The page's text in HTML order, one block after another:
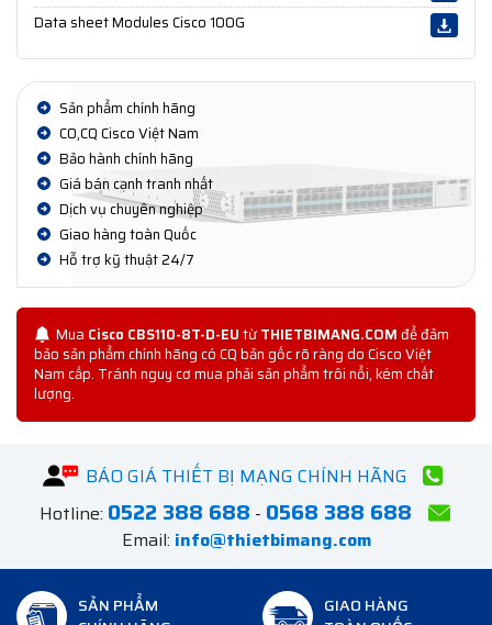
Data sheet Modules Cisco 100G
Sản phẩm chính hãng
CO,CQ Cisco Việt Nam
Bảo hành chính hãng
Giá bán cạnh tranh nhất
Dịch vụ chuyên nghiệp
Giao hàng toàn Quốc
Hỗ trợ kỹ thuật 24/7
Mua Cisco CBS110-8T-D-EUtừTHIETBIMANG.COMđể đảm
bảo sản phẩm chính hãng có CQ bản gốc rõ ràng do Cisco Việt
Nam cấp. Tránh nguy cơ mua phải sản phẩm trôi nổi, kém chất
lượng.
BÁO GIÁ THIẾT BỊ MẠNG CHÍNH HÃNG
Hotline: 0522 388 688 - 0568 388 688
Email: info@thietbimang.com
SẢN PHẨM
GIAO HÀNG